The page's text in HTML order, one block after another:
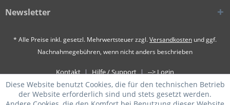
Newsletter
* Alle Preise inkl. gesetzl. Mehrwertsteuer zzgl.Versandkosten und ggf.
Nachnahmegebühren, wenn nicht anders beschrieben
Kontakt Hilfe / Support --> Login
Diese Website benutzt Cookies, die für den technischen Betrieb
der Website erforderlich sind und stets gesetzt werden.